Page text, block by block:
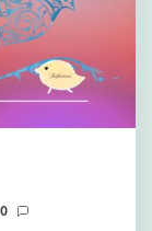
0